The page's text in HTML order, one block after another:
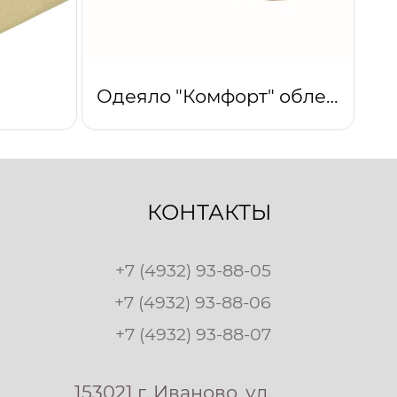
Одеяло "Комфорт" облегченное (бежевый)
КОНТАКТЫ
+7 (4932) 93-88-05
+7 (4932) 93-88-06
+7 (4932) 93-88-07
153021 г. Иваново, ул.